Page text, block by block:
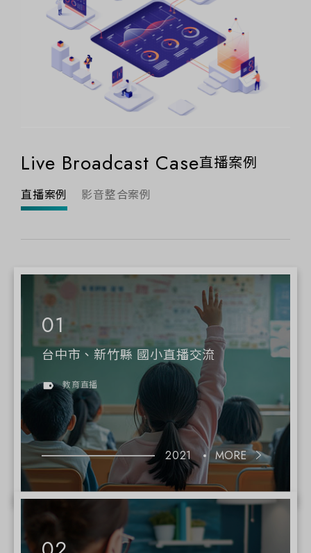
Live Broadcast Case直播案例
直播案例 影音整合案例
台中市、新竹縣 國小直播交流
教育直播
2021 MORE